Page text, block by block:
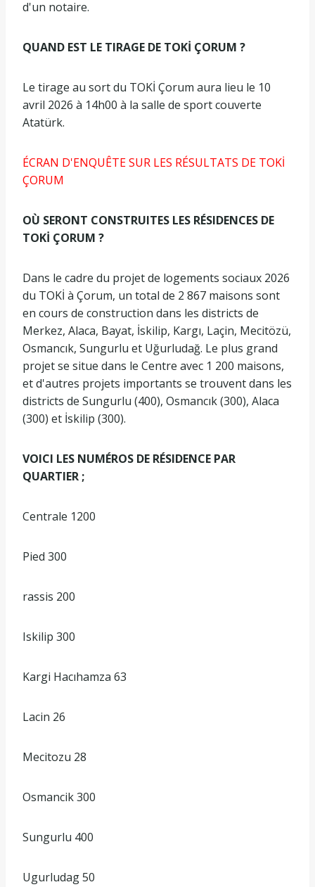
d'un notaire.
QUAND EST LE TIRAGE DE TOKİ ÇORUM ?
Le tirage au sort du TOKİ Çorum aura lieu le 10
avril 2026 à 14h00 à la salle de sport couverte
Atatürk.
ÉCRAN D'ENQUÊTE SUR LES RÉSULTATS DE TOKİ
ÇORUM
OÙ SERONT CONSTRUITES LES RÉSIDENCES DE
TOKİ ÇORUM ?
Dans le cadre du projet de logements sociaux 2026
du TOKİ à Çorum, un total de 2 867 maisons sont
en cours de construction dans les districts de
Merkez, Alaca, Bayat, İskilip, Kargı, Laçin, Mecitözü,
Osmancık, Sungurlu et Uğurludağ. Le plus grand
projet se situe dans le Centre avec 1 200 maisons,
et d'autres projets importants se trouvent dans les
districts de Sungurlu (400), Osmancık (300), Alaca
(300) et İskilip (300).
VOICI LES NUMÉROS DE RÉSIDENCE PAR
QUARTIER ;
Centrale 1200
Pied 300
rassis 200
Iskilip 300
Kargi Hacıhamza 63
Lacin 26
Mecitozu 28
Osmancik 300
Sungurlu 400
Ugurludag 50